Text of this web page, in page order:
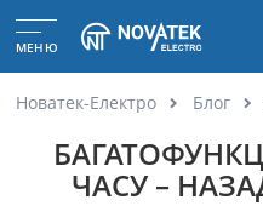
МЕНЮ
Новатек-Електро Блог
ЧАСУ –